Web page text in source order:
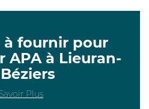
à fournir pour
APA à Lieuran-
Plus